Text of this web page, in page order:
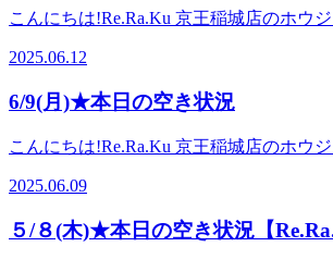
ボディケア♪Re.Ra.Ku京王稲城店営業時間
リ!ぜひご利用ください♪ 料金オイルフッ
ア60分コース 7,150円(スクラブはこれらに
です♪━━━━━━━━━……‥・☆★☆マッ
ラク系ボディケア♪Re.Ra.Ku京王稲城店営
階
方に特におすすめ!目元も20分でしっかり
ィケア40分+肩くびストレッチ20分+アイ
♪【料金】ボディ&amp;フットケア70分+
11,550円(税込)ボディケア40分+肩くびス
ヘッドケア10分9,900円(税込)皆様のご来
ご案内も可能です。
取り入れたリラク系ボディケア
こんにちは!Re.Ra.Ku 京王稲城店のホウ
半身をほぐしていきます。20分コースで
のみになりますが、下半身の疲れを短時
下半身のもみほぐしをご希望のお客様は
身をほぐすことができます。70分コース
入り、立体的にストレッチすることによ
かり全身をケア、もしくは50分にオプシ
て、気になるところをさらに重点的にケ
2025.06.12
6/9(月)★本日の空き状況
こんにちは!Re.Ra.Ku 京王稲城店のホウ
半身をほぐしていきます。20分コースで
のみになりますが、下半身の疲れを短時
下半身のもみほぐしをご希望のお客様は
2025.06.09
５/８(木)★本日の空き状況【